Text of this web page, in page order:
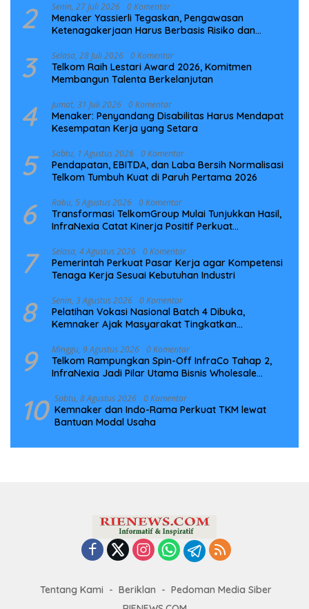
2 Senin, 27 Juli 2026 0 Komentar
Menaker Yassierli Tegaskan, Pengawasan
Ketenagakerjaan Harus Berbasis Risiko dan
3 Selasa, 28 Juli 2026 0 Komentar
Telkom Raih Lestari Award 2026, Komitmen
Membangun Talenta Berkelanjutan
4 Jumat, 31 Juli 2026 0 Komentar
Menaker: Penyandang Disabilitas Harus Mendapat
Kesempatan Kerja yang Setara
5 Sabtu, 1 Agustus 2026 0 Komentar
Pendapatan, EBITDA, dan Laba Bersih Normalisasi
Telkom Tumbuh Kuat di Paruh Pertama 2026
6 Rabu, 5 Agustus 2026 0 Komentar
Transformasi TelkomGroup Mulai Tunjukkan Hasil,
InfraNexia Catat Kinerja Positif Perkuat
7 Selasa, 4 Agustus 2026 0 Komentar
Pemerintah Perkuat Pasar Kerja agar Kompetensi
Tenaga Kerja Sesuai Kebutuhan Industri
8 Senin, 3 Agustus 2026 0 Komentar
Pelatihan Vokasi Nasional Batch 4 Dibuka,
Kemnaker Ajak Masyarakat Tingkatkan
9 Minggu, 9 Agustus 2026 0 Komentar
Telkom Rampungkan Spin-Off InfraCo Tahap 2,
InfraNexia Jadi Pilar Utama Bisnis Wholesale
10 Sabtu, 8 Agustus 2026 0 Komentar
Kemnaker dan Indo-Rama Perkuat TKM lewat
Bantuan Modal Usaha
Tentang Kami Beriklan
Pedoman Media Siber